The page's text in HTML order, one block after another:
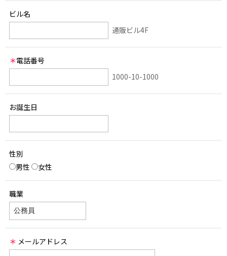
ビル名
通販ビル4F
＊電話番号
1000-10-1000
お誕生日
性別
男性
女性
職業
＊ メールアドレス